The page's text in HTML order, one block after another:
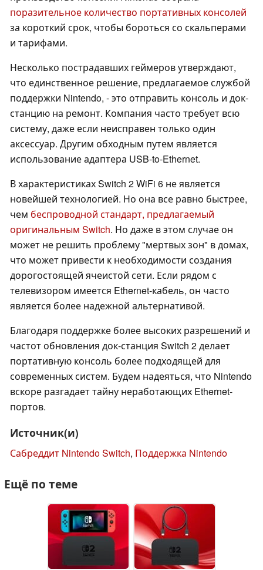
поразительное количество портативных консолей
за короткий срок, чтобы бороться со скальперами
и тарифами.
Несколько пострадавших геймеров утверждают,
что единственное решение, предлагаемое службой
поддержки Nintendo, - это отправить консоль и док-
станцию на ремонт. Компания часто требует всю
систему, даже если неисправен только один
аксессуар. Другим обходным путем является
использование адаптера USB-to-Ethernet.
В характеристиках Switch 2 WiFi 6 не является
новейшей технологией. Но она все равно быстрее,
чем беспроводной стандарт, предлагаемый
оригинальным Switch. Но даже в этом случае он
может не решить проблему "мертвых зон" в домах,
что может привести к необходимости создания
дорогостоящей ячеистой сети. Если рядом с
телевизором имеется Ethernet-кабель, он часто
является более надежной альтернативой.
Благодаря поддержке более высоких разрешений и
частот обновления док-станция Switch 2 делает
портативную консоль более подходящей для
современных систем. Будем надеяться, что Nintendo
вскоре разгадает тайну неработающих Ethernet-
портов.
Источник(и)
Сабреддит Nintendo Switch, Поддержка Nintendo
Ещё по теме